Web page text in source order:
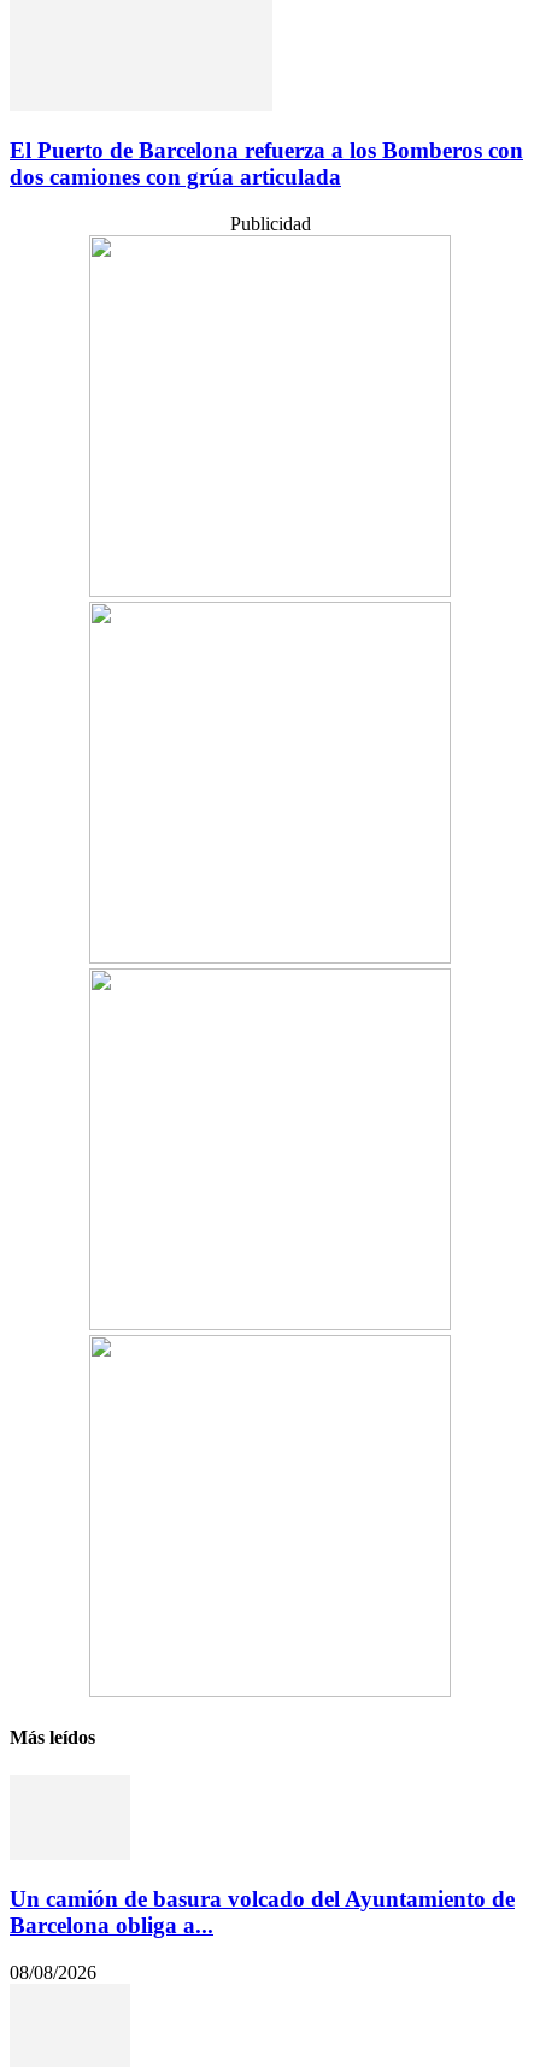
El Puerto de Barcelona refuerza a los Bomberos con
dos camiones ​​con grúa articulada
Publicidad
Más leídos
Un camión de basura volcado del Ayuntamiento de
Barcelona obliga a...
08/08/2026